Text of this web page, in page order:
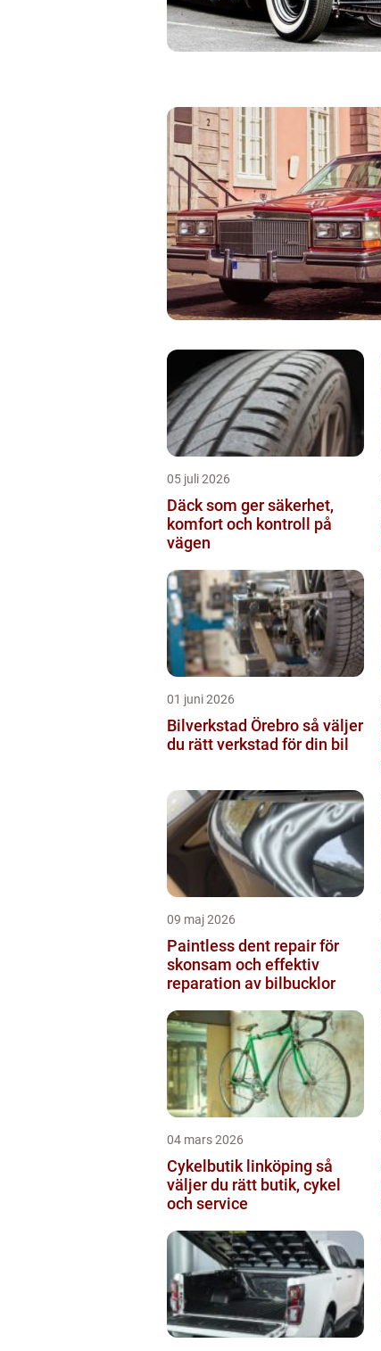
05 juli 2026
Däck som ger säkerhet,
komfort och kontroll på
vägen
01 juni 2026
Bilverkstad Örebro så väljer
du rätt verkstad för din bil
09 maj 2026
Paintless dent repair för
skonsam och effektiv
reparation av bilbucklor
04 mars 2026
Cykelbutik linköping så
väljer du rätt butik, cykel
och service